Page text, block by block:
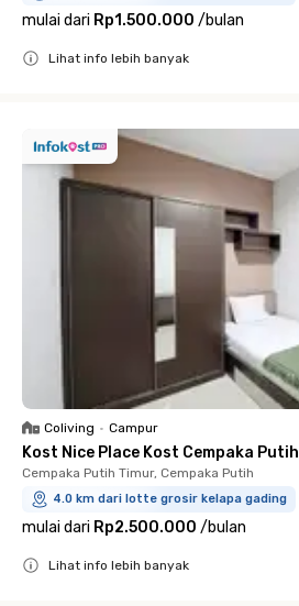
mulai dari Rp1.500.000 /bulan
Lihat info lebih banyak
Coliving • Campur
Kost Nice Place Kost Cempaka Putih
Cempaka Putih Timur, Cempaka Putih
4.0 km dari lotte grosir kelapa gading
mulai dari Rp2.500.000 /bulan
Lihat info lebih banyak